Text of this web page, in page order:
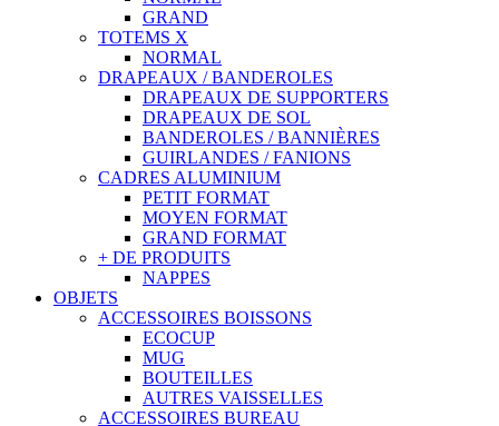
GRAND
TOTEMS X
NORMAL
DRAPEAUX / BANDEROLES
DRAPEAUX DE SUPPORTERS
DRAPEAUX DE SOL
BANDEROLES / BANNIÈRES
GUIRLANDES / FANIONS
CADRES ALUMINIUM
PETIT FORMAT
MOYEN FORMAT
GRAND FORMAT
+ DE PRODUITS
NAPPES
OBJETS
ACCESSOIRES BOISSONS
ECOCUP
MUG
BOUTEILLES
AUTRES VAISSELLES
ACCESSOIRES BUREAU